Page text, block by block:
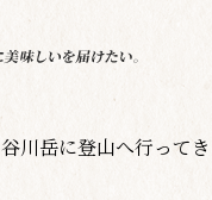
谷川岳に登山へ行ってき